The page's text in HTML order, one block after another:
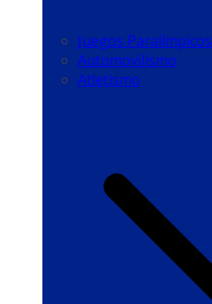
Juegos Paralímpicos
Automovilismo
Atletismo